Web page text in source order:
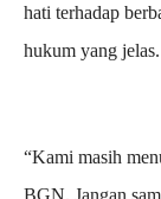
hati terhadap
hukum yang jelas.
“Kami masih
BGN. Jangan